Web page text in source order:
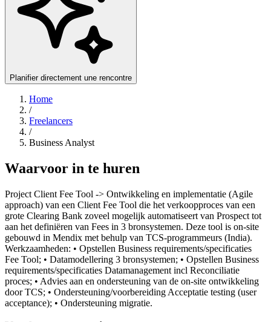
Planifier directement une rencontre
Home
/
Freelancers
/
Business Analyst
Waarvoor in te huren
Project Client Fee Tool -> Ontwikkeling en implementatie (Agile
approach) van een Client Fee Tool die het verkoopproces van een
grote Clearing Bank zoveel mogelijk automatiseert van Prospect tot
aan het definiëren van Fees in 3 bronsystemen. Deze tool is on-site
gebouwd in Mendix met behulp van TCS-programmeurs (India).
Werkzaamheden: • Opstellen Business requirements/specificaties
Fee Tool; • Datamodellering 3 bronsystemen; • Opstellen Business
requirements/specificaties Datamanagement incl Reconciliatie
proces; • Advies aan en ondersteuning van de on-site ontwikkeling
door TCS; • Ondersteuning/voorbereiding Acceptatie testing (user
acceptance); • Ondersteuning migratie.